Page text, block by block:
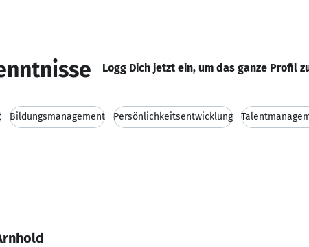
Logg Dich jetzt ein, um das ganze Profil
Bildungsmanagement Persönlichkeitsentwicklung